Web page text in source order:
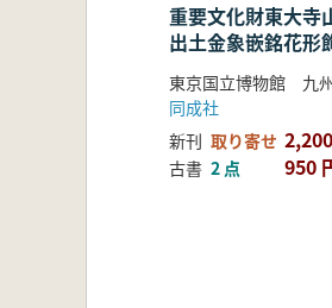
重要文化財東大寺
出土金象嵌銘花形
大刀
同成社
新刊 取り寄せ
古書 2 点 950